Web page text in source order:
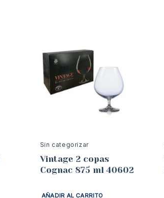
Sin categorizar
Vintage 2 copas
Cognac 875 ml 40602
AÑADIR AL CARRITO